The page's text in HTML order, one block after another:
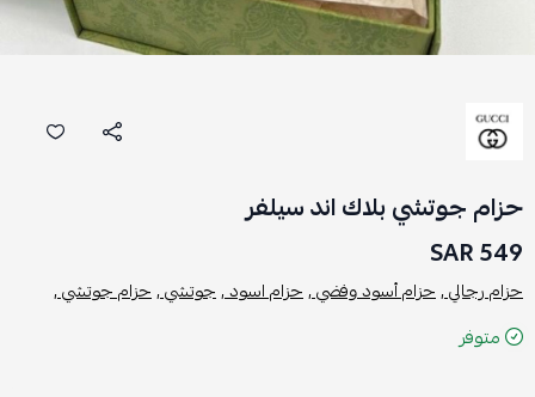
حزام جوتشي بلاك اند سيلفر
549 SAR
حزام رجالي ,حزام أسود وفضي ,حزام اسود ,جوتشي ,حزام جوتشي ,
متوفر